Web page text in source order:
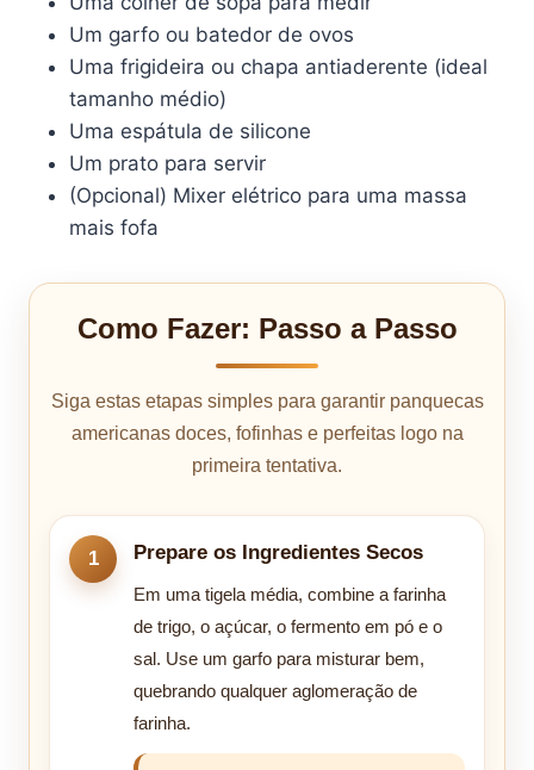
Um garfo ou batedor de ovos
Uma frigideira ou chapa antiaderente (ideal
tamanho médio)
Uma espátula de silicone
Um prato para servir
(Opcional) Mixer elétrico para uma massa
mais fofa
Como Fazer: Passo a Passo
Siga estas etapas simples para garantir panquecas
americanas doces, fofinhas e perfeitas logo na
primeira tentativa.
Prepare os Ingredientes Secos
Em uma tigela média, combine a farinha
de trigo, o açúcar, o fermento em pó e o
sal. Use um garfo para misturar bem,
quebrando qualquer aglomeração de
farinha.